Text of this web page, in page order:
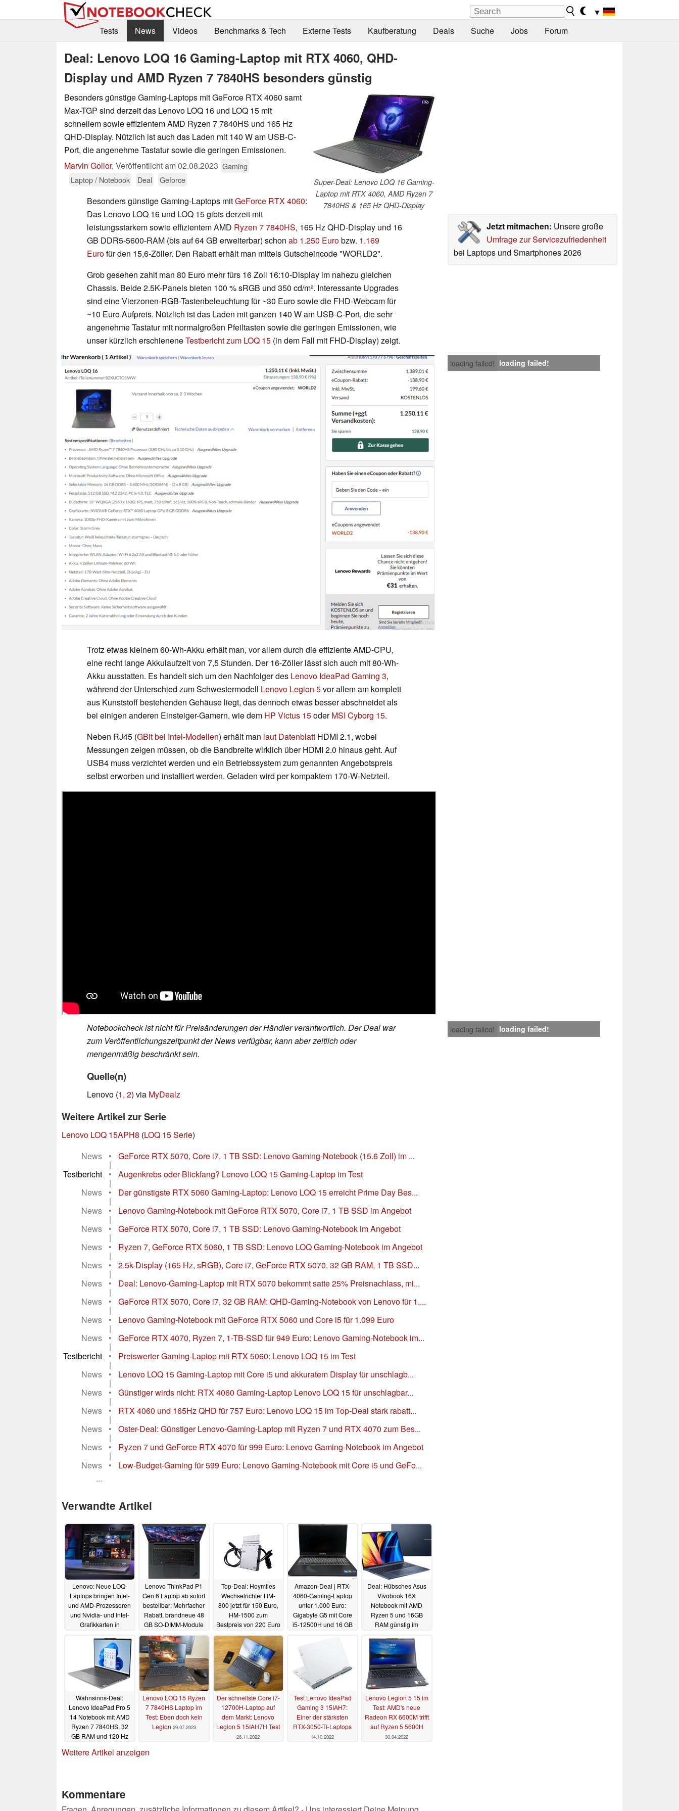
▼
Tests
News Videos Benchmarks & Tech Externe Tests Kaufberatung Deals Suche Jobs Forum
Deal: Lenovo LOQ 16 Gaming-Laptop mit RTX 4060, QHD-
Display und AMD Ryzen 7 7840HS besonders günstig
Super-Deal: Lenovo LOQ 16 Gaming-
Laptop mit RTX 4060, AMD Ryzen 7
7840HS & 165 Hz QHD-Display
Besonders günstige Gaming-Laptops mit GeForce RTX 4060 samt
Max-TGP sind derzeit das Lenovo LOQ 16 und LOQ 15 mit
schnellem sowie effizientem AMD Ryzen 7 7840HS und 165 Hz
QHD-Display. Nützlich ist auch das Laden mit 140 W am USB-C-
Port, die angenehme Tastatur sowie die geringen Emissionen.
Marvin Gollor, Veröffentlicht am02.08.2023 Gaming
Laptop / Notebook
Deal Geforce
Jetzt mitmachen: Unsere große
Umfrage zur Servicezufriedenheit
bei Laptops und Smartphones 2026
Besonders günstige Gaming-Laptops mitGeForce RTX 4060:
Das Lenovo LOQ 16 und LOQ 15 gibts derzeit mit
leistungsstarkem sowie effizientem AMD Ryzen 7 7840HS, 165 Hz QHD-Display und 16
GB DDR5-5600-RAM (bis auf 64 GB erweiterbar) schon ab 1.250 Eurobzw. 1.169
Eurofür den 15,6-Zöller. Den Rabatt erhält man mittels Gutscheincode "WORLD2".
Grob gesehen zahlt man 80 Euro mehr fürs 16 Zoll 16:10-Display im nahezu gleichen
Chassis. Beide 2.5K-Panels bieten 100 % sRGB und 350 cd/m². Interessante Upgrades
sind eine Vierzonen-RGB-Tastenbeleuchtung für ~30 Euro sowie die FHD-Webcam für
~10 Euro Aufpreis. Nützlich ist das Laden mit ganzen 140 W am USB-C-Port, die sehr
angenehme Tastatur mit normalgroßen Pfeiltasten sowie die geringen Emissionen, wie
unser kürzlich erschieneneTestbericht zum LOQ 15 (in dem Fall mit FHD-Display) zeigt.
loading failed! loading failed!
Trotz etwas kleinem 60-Wh-Akku erhält man, vor allem durch die effiziente AMD-CPU,
eine recht lange Akkulaufzeit von 7,5 Stunden. Der 16-Zöller lässt sich auch mit 80-Wh-
Akku ausstatten. Es handelt sich um den Nachfolger des Lenovo IdeaPad Gaming 3,
während der Unterschied zum Schwestermodell Lenovo Legion 5vor allem am komplett
aus Kunststoff bestehenden Gehäuse liegt, das dennoch etwas besser abschneidet als
bei einigen anderen Einsteiger-Gamern, wie dem HP Victus 15oderMSI Cyborg 15.
Neben RJ45 (GBit bei Intel-Modellen) erhält man laut Datenblatt HDMI 2.1, wobei
Messungen zeigen müssen, ob die Bandbreite wirklich über HDMI 2.0 hinaus geht. Auf
USB4 muss verzichtet werden und ein Betriebssystem zum genannten Angebotspreis
selbst erworben und installiert werden. Geladen wird per kompaktem 170-W-Netzteil.
loading failed! loading failed!
Notebookcheck ist nicht für Preisänderungen der Händler verantwortlich. Der Deal war
zum Veröffentlichungszeitpunkt der News verfügbar, kann aber zeitlich oder
mengenmäßig beschränkt sein.
Quelle(n)
Lenovo (1, 2) via MyDealz
Weitere Artikel zur Serie
Lenovo LOQ 15APH8 (LOQ 15 Serie)
News
• GeForce RTX 5070, Core i7, 1 TB SSD: Lenovo Gaming-Notebook (15.6 Zoll) im ...
|
Testbericht
• Augenkrebs oder Blickfang? Lenovo LOQ 15 Gaming-Laptop im Test
|
News
• Der günstigste RTX 5060 Gaming-Laptop: Lenovo LOQ 15 erreicht Prime Day Bes...
|
News
• Lenovo Gaming-Notebook mit GeForce RTX 5070, Core i7, 1 TB SSD im Angebot
|
News
• GeForce RTX 5070, Core i7, 1 TB SSD: Lenovo Gaming-Notebook im Angebot
|
News
• Ryzen 7, GeForce RTX 5060, 1 TB SSD: Lenovo LOQ Gaming-Notebook im Angebot
|
News
• 2.5k-Display (165 Hz, sRGB), Core i7, GeForce RTX 5070, 32 GB RAM, 1 TB SSD...
|
News
• Deal: Lenovo-Gaming-Laptop mit RTX 5070 bekommt satte 25% Preisnachlass, mi...
|
News
• GeForce RTX 5070, Core i7, 32 GB RAM: QHD-Gaming-Notebook von Lenovo für 1....
|
News
• Lenovo Gaming-Notebook mit GeForce RTX 5060 und Core i5 für 1.099 Euro
|
News
• GeForce RTX 4070, Ryzen 7, 1-TB-SSD für 949 Euro: Lenovo Gaming-Notebook im...
|
Testbericht
• Preiswerter Gaming-Laptop mit RTX 5060: Lenovo LOQ 15 im Test
|
News
• Lenovo LOQ 15 Gaming-Laptop mit Core i5 und akkuratem Display für unschlagb...
|
News
• Günstiger wirds nicht: RTX 4060 Gaming-Laptop Lenovo LOQ 15 für unschlagbar...
|
News
• RTX 4060 und 165Hz QHD für 757 Euro: Lenovo LOQ 15 im Top-Deal stark rabatt...
|
News
• Oster-Deal: Günstiger Lenovo-Gaming-Laptop mit Ryzen 7 und RTX 4070 zum Bes...
|
News
• Ryzen 7 und GeForce RTX 4070 für 999 Euro: Lenovo Gaming-Notebook im Angebot
|
News
•
Low-Budget-Gaming für 599 Euro: Lenovo Gaming-Notebook mit Core i5 und GeFo...
...
Verwandte Artikel
Lenovo: Neue LOQ-
Laptops bringen Intel-
und AMD-Prozessoren
und Nvidia- und Intel-
Grafikkarten in
09.01.2024
Lenovo ThinkPad P1
Gen 6 Laptop ab sofort
bestellbar: Mehrfacher
Rabatt, brandneue 48
GB SO-DIMM-Module
und RTX 4090
04.08.2023
Top-Deal: Hoymiles
Wechselrichter HM-
800 jetzt für 150 Euro,
HM-1500 zum
Bestpreis von 220 Euro
03.08.2023
Amazon-Deal | RTX-
4060-Gaming-Laptop
unter 1.000 Euro:
Gigabyte G5 mit Core
i5-12500H und 16 GB
Deal: Hübsches Asus
Vivobook 16X
Notebook mit AMD
Ryzen 5 und 16GB
RAM günstig im
02.08.2023
Wahnsinns-Deal:
Lenovo IdeaPad Pro 5
14 Notebook mit AMD
Ryzen 7 7840HS, 32
GB RAM und 120 Hz
Euro01.08.2023
Lenovo LOQ 15 Ryzen
7 7840HS Laptop im
Test: Eben doch kein
Legion 29.07.2023
Der schnellste Core i7-
12700H-Laptop auf
dem Markt: Lenovo
Legion 5 15IAH7H Test
26.11.2022
Test Lenovo IdeaPad
Gaming 3 15IAH7:
Einer der stärksten
RTX-3050-Ti-Laptops
14.10.2022
Lenovo Legion 5 15 im
Test: AMD's neue
Radeon RX 6600M trifft
auf Ryzen 5 5600H
30.04.2022
Weitere Artikel anzeigen
Kommentare